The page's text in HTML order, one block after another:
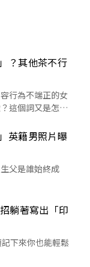
？其他茶不行
行為不端正的女
這個詞又是怎麼
英籍男照片曝
父是誰始終成
躺著寫出「印
下來你也能輕鬆